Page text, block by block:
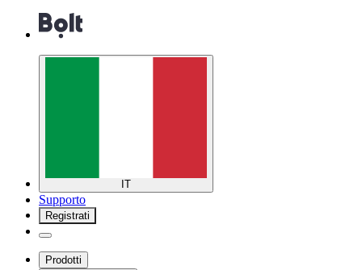
IT
Supporto
Registrati
Prodotti